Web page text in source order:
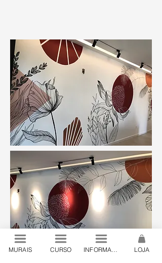
MURAIS CURSO LOJA